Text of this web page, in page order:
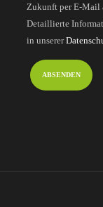
Zukunft per E-Mail
Detaillierte
in unserer